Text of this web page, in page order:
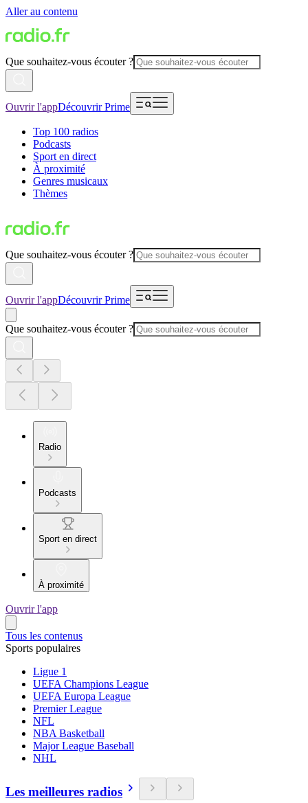
Aller au contenu
Que souhaitez-vous écouter ?
Ouvrir l'appDécouvrir Prime
Top 100 radios
Podcasts
Sport en direct
À proximité
Genres musicaux
Thèmes
Que souhaitez-vous écouter ?
Ouvrir l'appDécouvrir Prime
Que souhaitez-vous écouter ?
Radio
Podcasts
Sport en direct
À proximité
Ouvrir l'app
Tous les contenus
Sports populaires
Ligue 1
UEFA Champions League
UEFA Europa League
Premier League
NFL
NBA Basketball
Major League Baseball
NHL
Les meilleures radios